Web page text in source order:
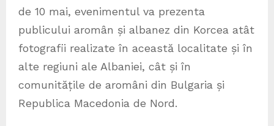
de 10 mai, evenimentul va prezenta
publicului aromân și albanez din Korcea atât
fotografii realizate în această localitate și în
alte regiuni ale Albaniei, cât și în
comunitățile de aromâni din Bulgaria și
Republica Macedonia de Nord.